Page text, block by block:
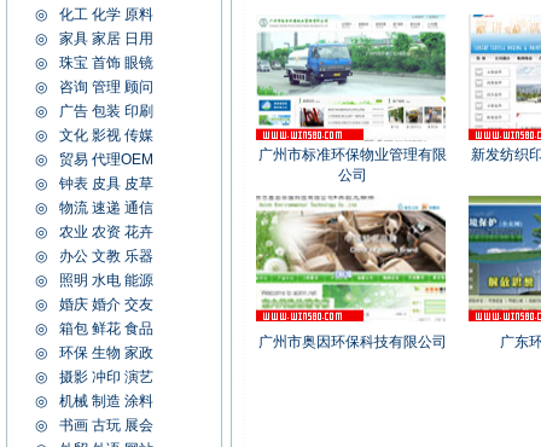
◎
化工 化学 原料
◎
家具 家居 日用
◎
珠宝 首饰 眼镜
◎
咨询 管理 顾问
◎
广告 包装 印刷
◎
文化 影视 传媒
◎
贸易 代理OEM
◎
钟表 皮具 皮草
◎
物流 速递 通信
◎
农业 农资 花卉
◎
办公 文教 乐器
◎
照明 水电 能源
◎
婚庆 婚介 交友
◎
箱包 鲜花 食品
◎
环保 生物 家政
◎
摄影 冲印 演艺
◎
机械 制造 涂料
◎
书画 古玩 展会
广州惠多广告有限公司
广州通用科技国际
东莞乐邦电子有限公司
广州市标准环保物业管理有限
公司
新发纺织
广州市奥因环保科技有限公司 广东